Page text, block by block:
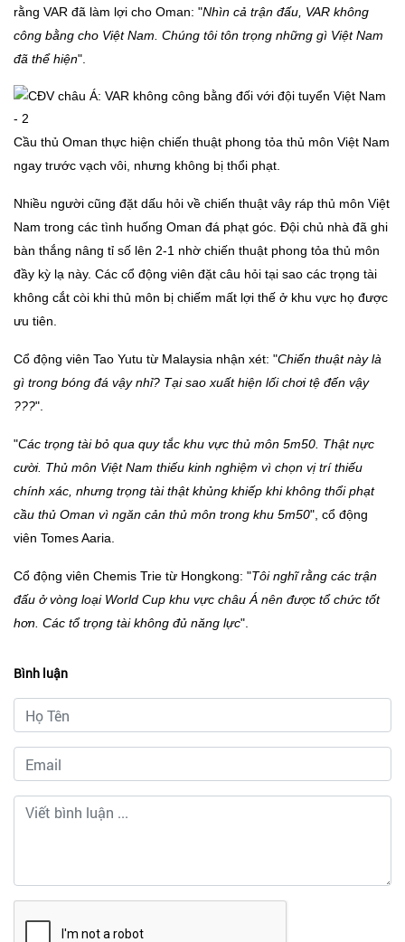
rằng VAR đã làm lợi cho Oman: "Nhìn cả trận đấu, VAR không
công bằng cho Việt Nam. Chúng tôi tôn trọng những gì Việt Nam
đã thể hiện".
Cầu thủ Oman thực hiện chiến thuật phong tỏa thủ môn Việt Nam
ngay trước vạch vôi, nhưng không bị thổi phạt.
Nhiều người cũng đặt dấu hỏi về chiến thuật vây ráp thủ môn Việt
Nam trong các tình huống Oman đá phạt góc. Đội chủ nhà đã ghi
bàn thắng nâng tỉ số lên 2-1 nhờ chiến thuật phong tỏa thủ môn
đầy kỳ lạ này. Các cổ động viên đặt câu hỏi tại sao các trọng tài
không cắt còi khi thủ môn bị chiếm mất lợi thế ở khu vực họ được
ưu tiên.
Cổ động viên Tao Yutu từ Malaysia nhận xét: "Chiến thuật này là
gì trong bóng đá vậy nhỉ? Tại sao xuất hiện lối chơi tệ đến vậy
???".
"Các trọng tài bỏ qua quy tắc khu vực thủ môn 5m50. Thật nực
cười. Thủ môn Việt Nam thiếu kinh nghiệm vì chọn vị trí thiếu
chính xác, nhưng trọng tài thật khủng khiếp khi không thổi phạt
cầu thủ Oman vì ngăn cản thủ môn trong khu 5m50", cổ động
viên Tomes Aaria.
Cổ động viên Chemis Trie từ Hongkong: "Tôi nghĩ rằng các trận
đấu ở vòng loại World Cup khu vực châu Á nên được tổ chức tốt
hơn. Các tổ trọng tài không đủ năng lực".
Bình luận